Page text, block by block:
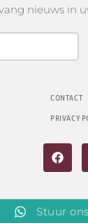
nieuws in
CONTACT
PRIVACY
Stuur